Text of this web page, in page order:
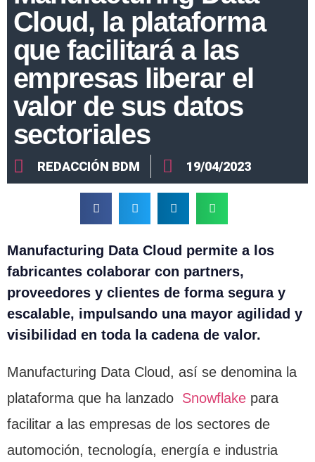
Cloud, la plataforma
que facilitará a las
empresas liberar el
valor de sus datos
sectoriales
REDACCIÓN BDM 19/04/2023
Manufacturing Data Cloud permite a los
fabricantes colaborar con partners,
proveedores y clientes de forma segura y
escalable, impulsando una mayor agilidad y
visibilidad en toda la cadena de valor.
Manufacturing Data Cloud, así se denomina la
plataforma que ha lanzado Snowflake para
facilitar a las empresas de los sectores de
automoción, tecnología, energía e industria